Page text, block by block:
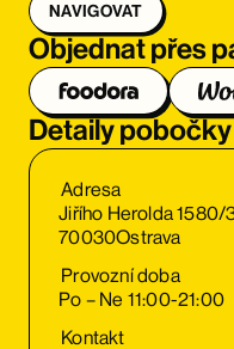
NAVIGOVAT
Objednat přes
Detaily pobočky
Adresa
Jiřího Herolda 1580/
70030Ostrava
Provozní doba
Po – Ne 11:00-21:00
Kontakt